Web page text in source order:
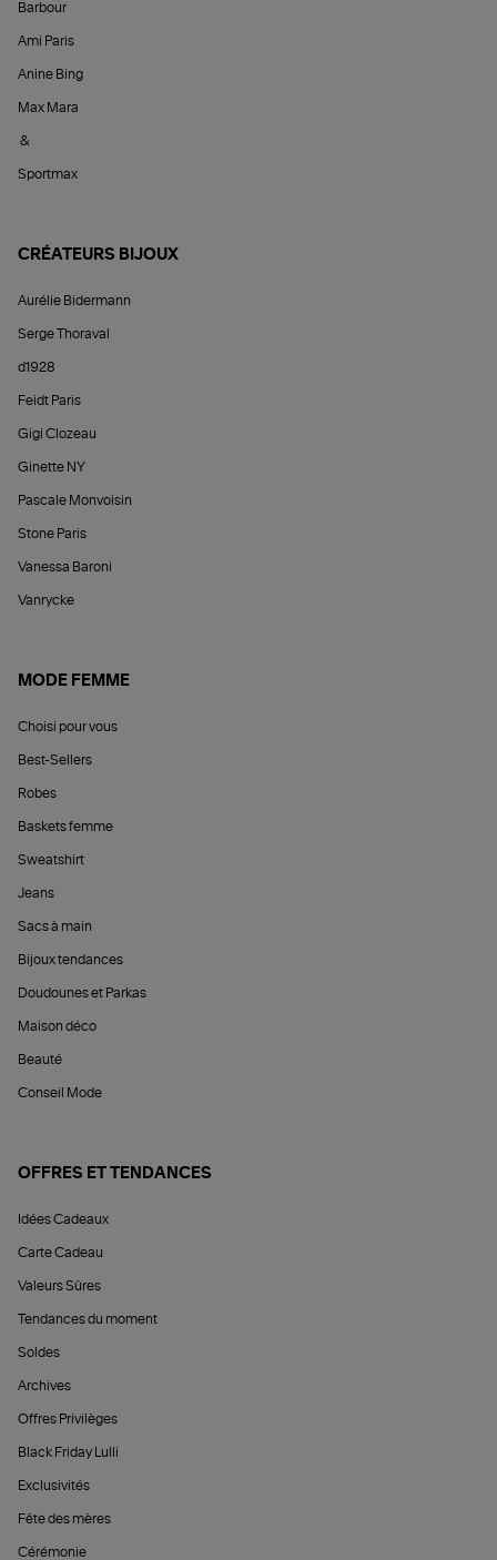
Barbour
Ami Paris
Anine Bing
Max Mara
&
Sportmax
CRÉATEURS BIJOUX
Aurélie Bidermann
Serge Thoraval
d1928
Feidt Paris
Gigi Clozeau
Ginette NY
Pascale Monvoisin
Stone Paris
Vanessa Baroni
Vanrycke
MODE FEMME
Choisi pour vous
Best-Sellers
Robes
Baskets femme
Sweatshirt
Jeans
Sacs à main
Bijoux tendances
Doudounes et Parkas
Maison déco
Beauté
Conseil Mode
OFFRES ET TENDANCES
Idées Cadeaux
Carte Cadeau
Valeurs Sûres
Tendances du moment
Soldes
Archives
Offres Privilèges
Black Friday Lulli
Exclusivités
Fête des mères
Cérémonie